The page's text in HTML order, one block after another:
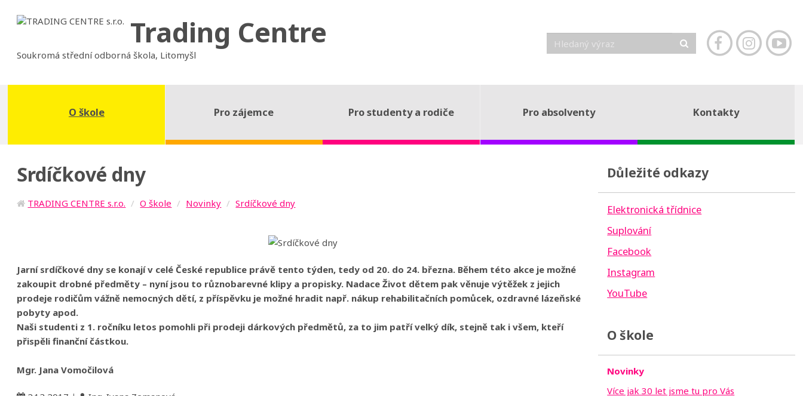
Trading Centre
Soukromá střední odborná škola, Litomyšl
O škole Pro zájemce Pro studenty a rodiče Pro absolventy Kontakty
Srdíčkové dny
TRADING CENTRE s.r.o. O škole Novinky Srdíčkové dny
Jarní srdíčkové dny se konají v celé České republice právě tento týden, tedy od 20. do 24. března. Během této akce je možné
zakoupit drobné předměty – nyní jsou to různobarevné klipy a propisky. Nadace Život dětem pak věnuje výtěžek z jejich
prodeje rodičům vážně nemocných dětí, z příspěvku je možné hradit např. nákup rehabilitačních pomůcek, ozdravné lázeňské
pobyty apod.
Naši studenti z 1. ročníku letos pomohli při prodeji dárkových předmětů, za to jim patří velký dík, stejně tak i všem, kteří
přispěli finanční částkou.
Mgr. Jana Vomočilová
Důležité odkazy
Elektronická třídnice
Suplování
Facebook
Instagram
YouTube
O škole
Novinky
Více jak 30 let jsme tu pro Vás